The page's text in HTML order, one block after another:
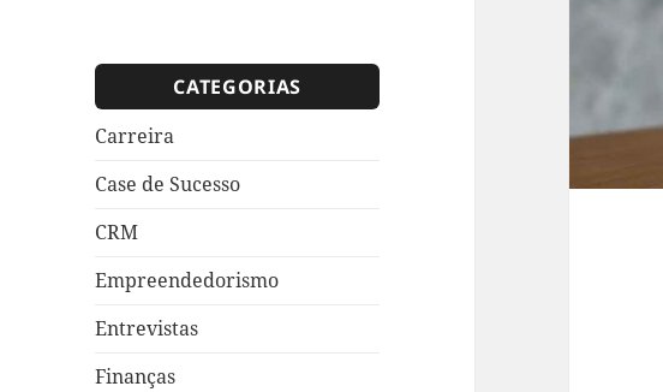
CATEGORIAS
Carreira
Case de Sucesso
CRM
Empreendedorismo
Entrevistas
Finanças